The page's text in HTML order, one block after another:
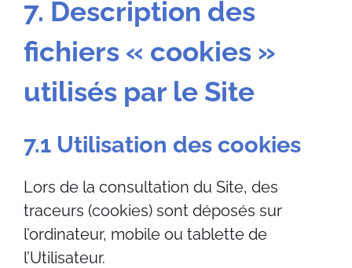
7. Description des
fichiers « cookies »
utilisés par le Site
7.1 Utilisation des cookies
Lors de la consultation du Site, des
traceurs (cookies) sont déposés sur
l’ordinateur, mobile ou tablette de
l’Utilisateur.